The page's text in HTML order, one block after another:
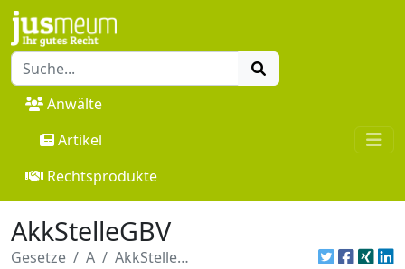
Anwälte
Artikel
Rechtsprodukte
AkkStelleGBV
Gesetze A AkkStelleGBV